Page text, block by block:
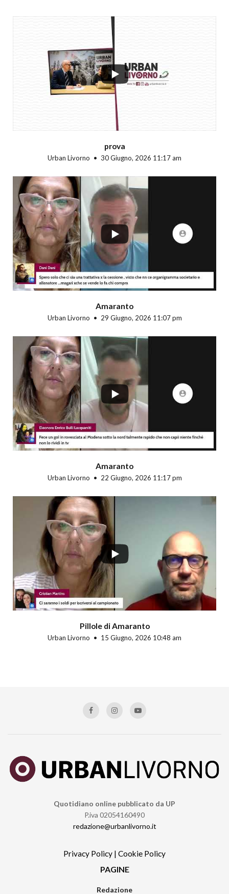
prova
Urban Livorno 30 Giugno, 2026 11:17 am
Amaranto
Urban Livorno 29 Giugno, 2026 11:07 pm
Amaranto
Urban Livorno 22 Giugno, 2026 11:17 pm
Pillole di Amaranto
Urban Livorno 15 Giugno, 2026 10:48 am
Quotidiano online pubblicato da UP
P.iva 02054160490
redazione@urbanlivorno.it
Privacy Policy | Cookie Policy
PAGINE
Redazione